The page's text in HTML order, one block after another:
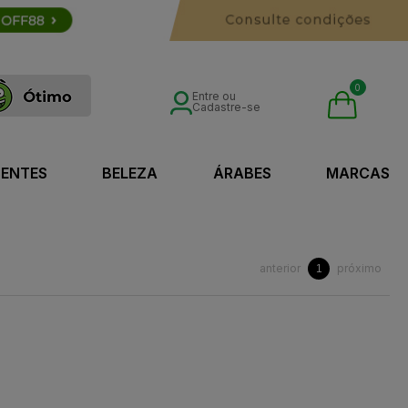
Entre ou
Cadastre-se
0
BELEZA ÁRABES MARCAS
anterior 1 próximo